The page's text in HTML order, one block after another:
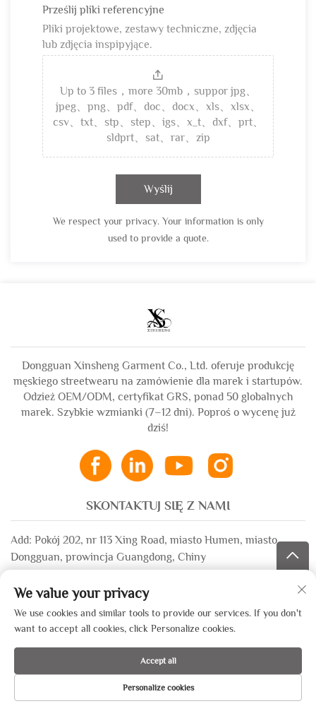
Prześlij pliki referencyjne
Pliki projektowe, zestawy techniczne, zdjęcia
lub zdjęcia inspiруjące.
Up to 3 files，more 30mb，suppor jpg、
jpeg、png、pdf、doc、docx、xls、xlsx、
csv、txt、stp、step、igs、x_t、dxf、prt、
sldprt、sat、rar、zip
Wyślij
We respect your privacy. Your information is only
used to provide a quote.
Dongguan Xinsheng Garment Co., Ltd. oferuje produkcję
męskiego streetwearu na zamówienie dla marek i startupów.
Odzież OEM/ODM, certyfikat GRS, ponad 50 globalnych
marek. Szybkie wzmianki (7–12 dni). Poproś o wycenę już
dziś!
SKONTAKTUJ SIĘ Z NAMI
Add: Pokój 202, nr 113 Xing Road, miasto Humen, miasto
Dongguan, prowincja Guangdong, Chiny
Polityka prywatności
We value your privacy
We use cookies and similar tools to provide our services. If you don't
want to accept all cookies, click Personalize cookies.
Personalize cookies
Accept all